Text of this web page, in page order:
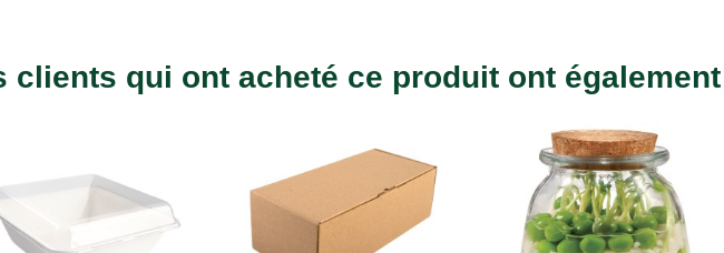
clients qui ont acheté ce produit ont